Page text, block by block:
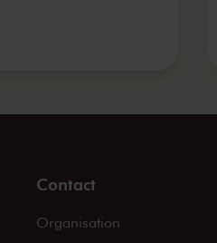
Contact
Organisation